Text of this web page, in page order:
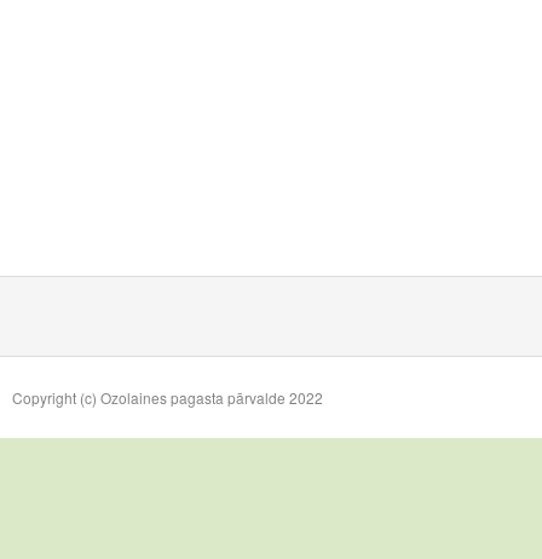
Copyright (c) Ozolaines pagasta pārvalde 2022